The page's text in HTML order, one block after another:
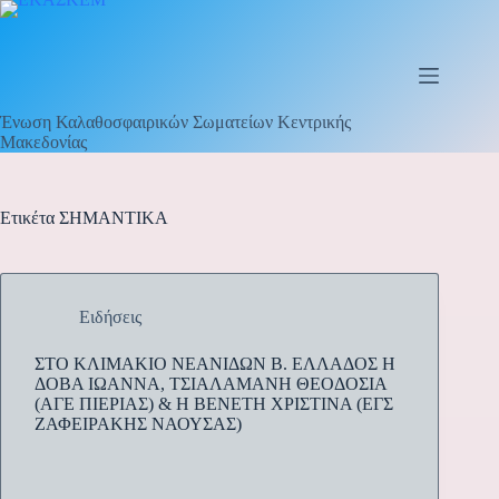
Ένωση Καλαθοσφαιρικών Σωματείων Κεντρικής
Μακεδονίας
Ετικέτα ΣΗΜΑΝΤΙΚΑ
Ειδήσεις
ΣΤΟ ΚΛΙΜΑΚΙΟ ΝΕΑΝΙΔΩΝ Β. ΕΛΛΑΔΟΣ H
ΔΟΒΑ ΙΩΑΝΝΑ, ΤΣΙΑΛΑΜΑΝΗ ΘΕΟΔΟΣΙΑ
(ΑΓΕ ΠΙΕΡΙΑΣ) & Η BENETH ΧΡΙΣΤΙΝΑ (ΕΓΣ
ΖΑΦΕΙΡΑΚΗΣ ΝΑΟΥΣΑΣ)